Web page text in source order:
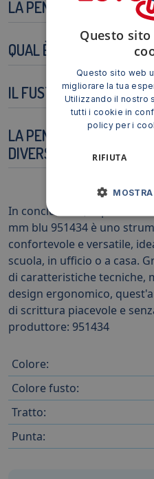
LA PENNA È
QUAL È LA DIMENSIONE
IL FUSTO È
LA PENNA È ADATTA PER
DIVERSI TIPI DI CARTA?
In conclusione, la penna a
mm blu 951434 è uno
confortevole e versatile,
scuola, in ufficio o a casa.
di caratteristiche tecniche,
design ergonomico,
di scrittura piacevole e
produttore: 951434
Colore:
Colore fusto:
Tratto:
Punta:
Questo
Questo sito web
migliorare la tua
Utilizzando il nostro
tutti i cookie in
policy per i
RIFIUTA